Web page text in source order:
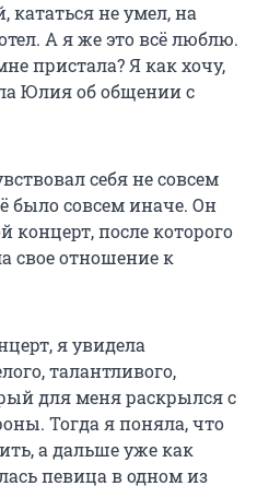
не умел, на
А я же это всё люблю.
пристала? Я как хочу,
Юлия об общении с
себя не совсем
было совсем иначе. Он
после которого
свое отношение к
я увидела
талантливого,
для меня раскрылся с
Тогда я поняла, что
а дальше уже как
певица в одном из